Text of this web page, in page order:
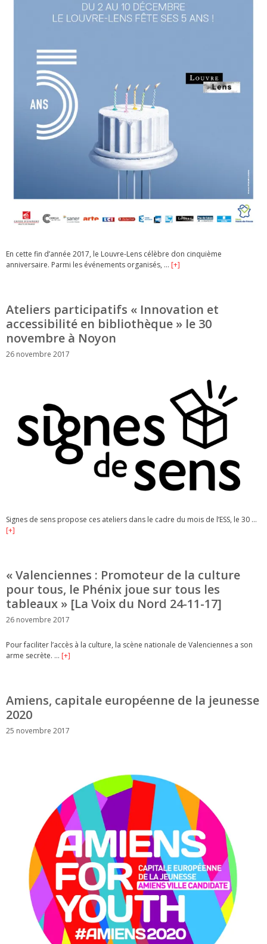
En cette fin d’année 2017, le Louvre-Lens célèbre don cinquième
anniversaire. Parmi les événements organisés, … [+]
Ateliers participatifs « Innovation et
accessibilité en bibliothèque » le 30
novembre à Noyon
26 novembre 2017
Signes de sens propose ces ateliers dans le cadre du mois de l’ESS, le 30 …
[+]
« Valenciennes : Promoteur de la culture
pour tous, le Phénix joue sur tous les
tableaux » [La Voix du Nord 24-11-17]
26 novembre 2017
Pour faciliter l’accès à la culture, la scène nationale de Valenciennes a son
arme secrète. … [+]
Amiens, capitale européenne de la jeunesse
2020
25 novembre 2017